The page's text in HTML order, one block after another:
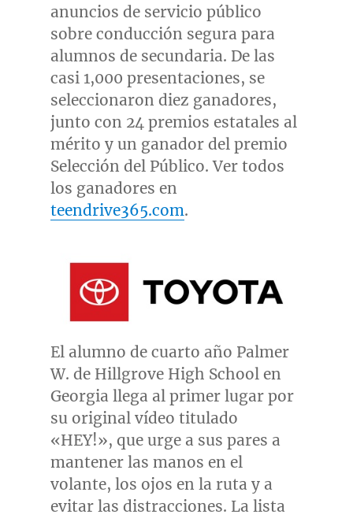
anuncios de servicio público
sobre conducción segura para
alumnos de secundaria. De las
casi 1,000 presentaciones, se
seleccionaron diez ganadores,
junto con 24 premios estatales al
mérito y un ganador del premio
Selección del Público. Ver todos
los ganadores en
teendrive365.com.
El alumno de cuarto año Palmer
W. de Hillgrove High Schoolen
Georgia llega al primer lugar por
su original vídeo titulado
«HEY!», que urge a sus pares a
mantener las manos en el
volante, los ojos en la ruta y a
evitar las distracciones. La lista